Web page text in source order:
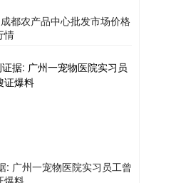
都农产品中心批发市场价格
情
: 广州一宠物医院实习员工曾
爆料